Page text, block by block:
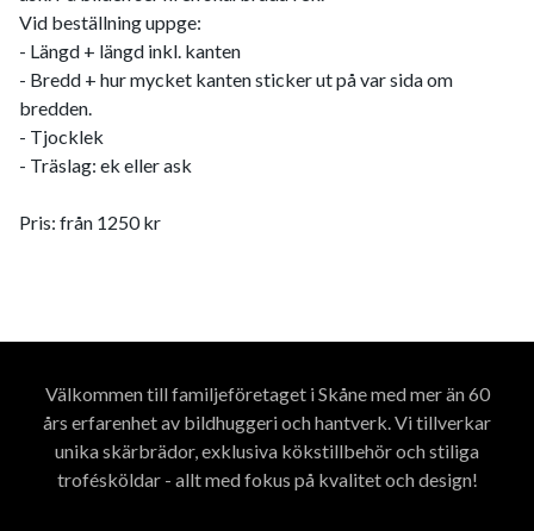
Vid beställning uppge:
- Längd + längd inkl. kanten
- Bredd + hur mycket kanten sticker ut på var sida om
bredden.
- Tjocklek
- Träslag: ek eller ask
Pris: från 1250 kr
Välkommen till familjeföretaget i Skåne med mer än 60
års erfarenhet av bildhuggeri och hantverk. Vi tillverkar
unika skärbrädor, exklusiva kökstillbehör och stiliga
trofésköldar - allt med fokus på kvalitet och design!